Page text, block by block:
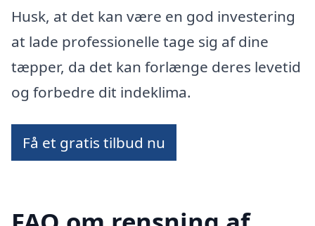
Husk, at det kan være en god investering
at lade professionelle tage sig af dine
tæpper, da det kan forlænge deres levetid
og forbedre dit indeklima.
Få et gratis tilbud nu